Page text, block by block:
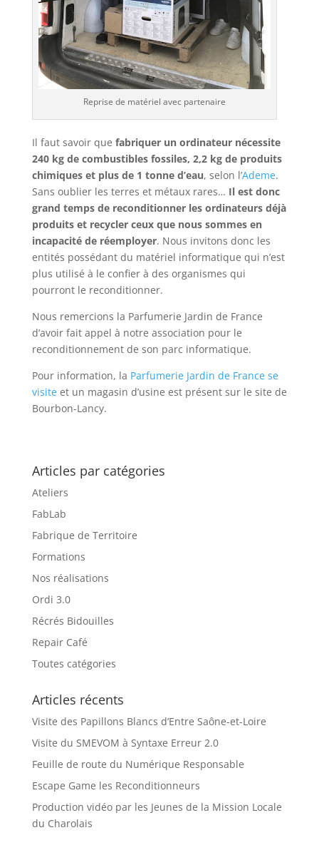
Reprise de matériel avec partenaire
Il faut savoir que fabriquer un ordinateur nécessite
240 kg de combustibles fossiles, 2,2 kg de produits
chimiques et plus de 1 tonne d’eau, selon l’Ademe.
Sans oublier les terres et métaux rares… Il est donc
grand temps de reconditionner les ordinateurs déjà
produits et recycler ceux que nous sommes en
incapacité de réemployer. Nous invitons donc les
entités possédant du matériel informatique qui n’est
plus utilisé à le confier à des organismes qui
pourront le reconditionner.
Nous remercions la Parfumerie Jardin de France
d’avoir fait appel à notre association pour le
reconditionnement de son parc informatique.
Pour information, la Parfumerie Jardin de France se
visiteet un magasin d’usine est présent sur le site de
Bourbon-Lancy.
Articles par catégories
Ateliers
FabLab
Fabrique de Territoire
Formations
Nos réalisations
Ordi 3.0
Récrés Bidouilles
Repair Café
Toutes catégories
Articles récents
Visite des Papillons Blancs d’Entre Saône-et-Loire
Visite du SMEVOM à Syntaxe Erreur 2.0
Feuille de route du Numérique Responsable
Escape Game les Reconditionneurs
Production vidéo par les Jeunes de la Mission Locale
du Charolais